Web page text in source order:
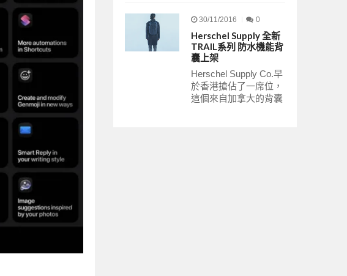
30/11/2016 0
Herschel Supply 全新
TRAIL系列 防水機能背
囊上架
Herschel Supply Co.早
於香港搶佔了一席位，
這個來自加拿大的背囊